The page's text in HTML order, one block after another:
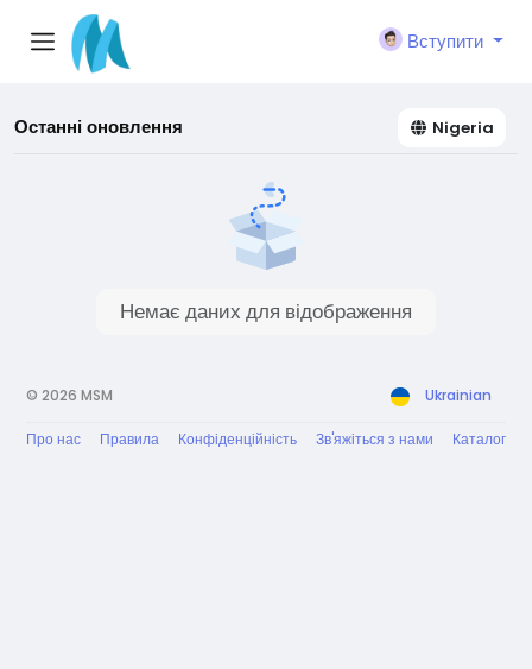
Вступити
Останні оновлення Nigeria
Немає даних для відображення
© 2026 MSM Ukrainian
Про нас Правила Конфіденційність Зв'яжіться з нами Каталог